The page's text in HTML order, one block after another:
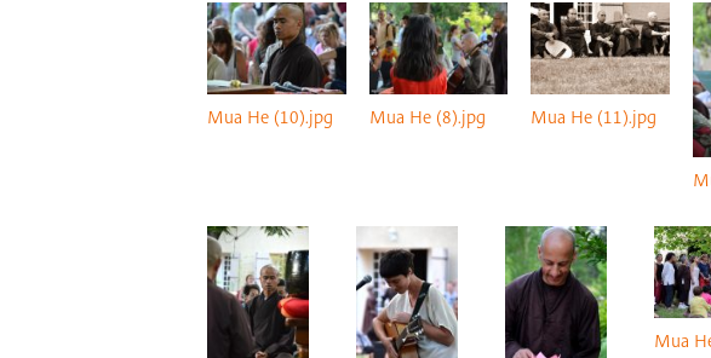
Mua He (10).jpg Mua He (8).jpg Mua He (11).jpg
Mua